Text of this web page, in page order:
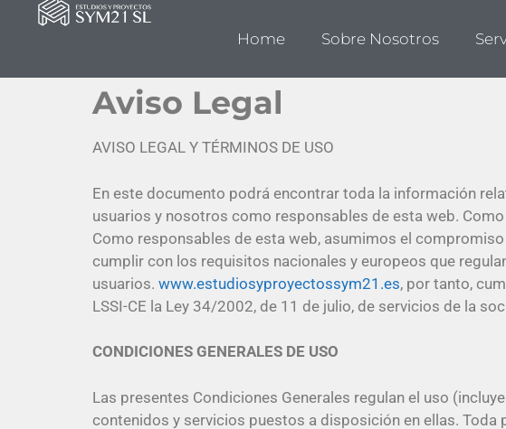
Home Sobre Nosotros
Aviso Legal
AVISO LEGAL Y TÉRMINOS DE USO
En este documento podrá encontrar toda la información
usuarios y nosotros como responsables de esta web.
Como responsables de esta web, asumimos el
cumplir con los requisitos nacionales y europeos que
usuarios. www.estudiosyproyectossym21.es, por tanto,
LSSI-CE la Ley 34/2002, de 11 de julio, de servicios de la
CONDICIONES GENERALES DE USO
Las presentes Condiciones Generales regulan el uso
contenidos y servicios puestos a disposición en ellas. Toda